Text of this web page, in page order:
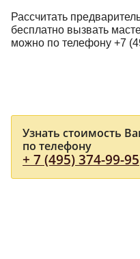
Рассчитать
бесплатно вызвать
можно по телефону +7
Узнать стоимость
по телефону
+ 7 (495) 374-99-95